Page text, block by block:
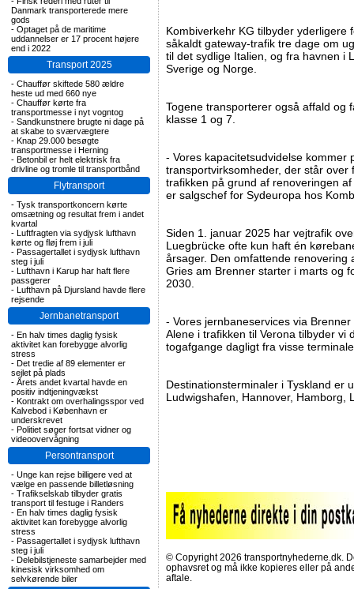
Danmark transporterede mere
gods
- Optaget på de maritime
uddannelser er 17 procent højere
end i 2022
Transport 2025
- Chauffør skiftede 580 ældre
heste ud med 660 nye
- Chauffør kørte fra
transportmesse i nyt vogntog
- Sandkunstnere brugte ni dage på
at skabe to sværvægtere
- Knap 29.000 besøgte
transportmesse i Herning
- Betonbil er helt elektrisk fra
drivline og tromle til transportbånd
Flytransport
- Tysk transportkoncern kørte
omsætning og resultat frem i andet
kvartal
- Luftfragten via sydjysk lufthavn
kørte og fløj frem i juli
- Passagertallet i sydjysk lufthavn
steg i juli
- Lufthavn i Karup har haft flere
passgerer
- Lufthavn på Djursland havde flere
rejsende
Jernbanetransport
- En halv times daglig fysisk
aktivitet kan forebygge alvorlig
stress
- Det tredie af 89 elementer er
sejlet på plads
- Årets andet kvartal havde en
positiv indtjeningvækst
- Kontrakt om overhalingsspor ved
Kalvebod i København er
underskrevet
- Politiet søger fortsat vidner og
videoovervågning
Persontransport
- Unge kan rejse billigere ved at
vælge en passende billetløsning
- Trafikselskab tilbyder gratis
transport til festuge i Randers
- En halv times daglig fysisk
aktivitet kan forebygge alvorlig
stress
- Passagertallet i sydjysk lufthavn
steg i juli
- Delebilstjeneste samarbejder med
kinesisk virksomhed om
selvkørende biler
Kombiverkehr KG tilbyder yderligere
såkaldt gateway-trafik tre dage om
til det sydlige Italien, og fra havnen i
Sverige og Norge.
Togene transporterer også affald og
klasse 1 og 7.
- Vores kapacitetsudvidelse kommer
transportvirksomheder, der står
trafikken på grund af renoveringen
er salgschef for Sydeuropa hos
Siden 1. januar 2025 har vejtrafik
Luegbrücke ofte kun haft én
årsager. Den omfattende
Gries am Brenner starter i marts og
2030.
- Vores jernbaneservices via
Alene i trafikken til Verona tilbyder vi
togafgange dagligt fra visse
Destinationsterminaler i Tyskland er
Ludwigshafen, Hannover, Hamborg,
© Copyright 2026 transportnyhederne.dk.
ophavsret og må ikke kopieres eller på
aftale.